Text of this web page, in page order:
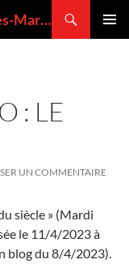
VOLCANMANIA : le blog de Jacques-Marie BARDINTZEFF, volcanologue
: LE
UN COMMENTAIRE
siècle » (Mardi
le 11/4/2023 à
blog du 8/4/2023).